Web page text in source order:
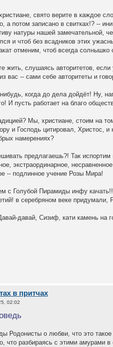
свято верите в каждое
а потом записано в свитках!? --
натуры нашей замечательной,
и чтоб без всадников этих
отменим, чтоб всегда солнышко
жить, слушаясь авторитетов,
вас -- сами себе авторитеты и
когда до дела дойдёт! Ну,
И пусть работает на благо
Мы, христиане, стоим на
и Господь цитировал, Христос,
намерениях?
предлагаешь?! Так
экстраординарное,
-- подлинное учение Розы Мира!
с Голубой Пирамиды инфу
в серебряном веке придумали,
давай, Сизиф, кати камень на
в притчах
02:02
Родонисты о любви, что это
что разбираясь с этими амурами